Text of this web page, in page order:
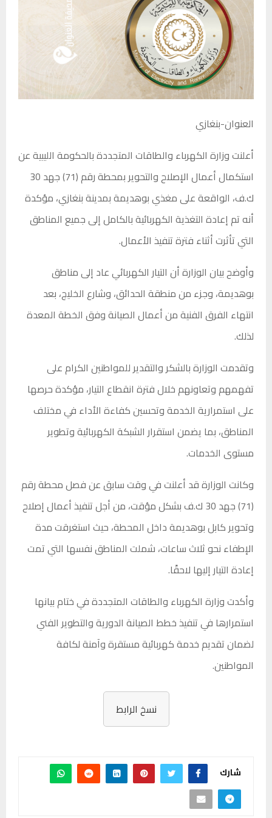
العنوان-بنغازي
أعلنت وزارة الكهرباء والطاقات المتجددة بالحكومة الليبية عن
استكمال أعمال الإصلاح والتحوير بمحطة رقم (71) جهد 30
ك.ف، الواقعة على مغذي بوهديمة بمدينة بنغازي، مؤكدة
أنه تم إعادة التغذية الكهربائية بالكامل إلى جميع المناطق
التي تأثرت أثناء فترة تنفيذ الأعمال.
وأوضح بيان الوزارة أن التيار الكهربائي عاد إلى مناطق
بوهديمة، وجزء من منطقة الحدائق، وشارع الخليج، بعد
انتهاء الفرق الفنية من أعمال الصيانة وفق الخطة المعدة
لذلك.
وتقدمت الوزارة بالشكر والتقدير للمواطنين الكرام على
تفهمهم وتعاونهم خلال فترة انقطاع التيار، مؤكدة حرصها
على استمرارية الخدمة وتحسين كفاءة الأداء في مختلف
المناطق، بما يضمن استقرار الشبكة الكهربائية وتطوير
مستوى الخدمات.
وكانت الوزارة قد أعلنت في وقت سابق عن فصل محطة رقم
(71) جهد 30 ك.ف بشكل مؤقت، من أجل تنفيذ أعمال إصلاح
وتحوير كابل بوهديمة داخل المحطة، حيث استغرقت مدة
الإطفاء نحو ثلاث ساعات، شملت المناطق نفسها التي تمت
إعادة التيار إليها لاحقًا.
وأكدت وزارة الكهرباء والطاقات المتجددة في ختام بيانها
استمرارها في تنفيذ خطط الصيانة الدورية والتطوير الفني
لضمان تقديم خدمة كهربائية مستقرة وآمنة لكافة
المواطنين.
نسخ الرابط
شارك